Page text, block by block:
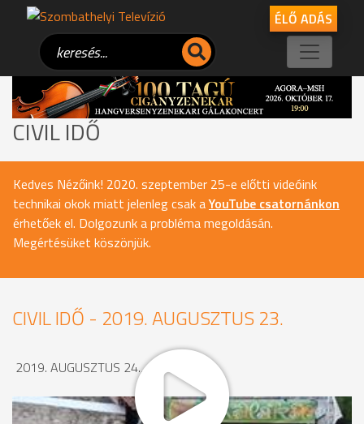
ÉLŐ ADÁS
CIVIL IDŐ
Kedves Nézőink! 2020. szeptember 25-e előtti videóink
technikai okok miatt jelenleg csak aYouTube csatornánkon
érhetőek el. Dolgozunk a probléma megoldásán.
Megértésüket köszönjük.
CIVIL IDŐ - 2019. AUGUSZTUS 23.
2019. AUGUSZTUS 24., 11:18